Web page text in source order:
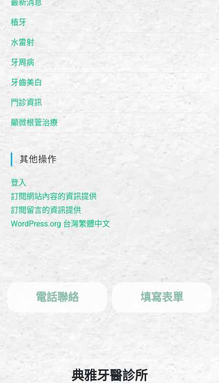
最新消息
植牙
水雷射
牙周病
牙齒美白
門診資訊
顯微根管治療
其他操作
登入
訂閱網站內容的資訊提供
訂閱留言的資訊提供
WordPress.org 台灣繁體中文
電話聯絡 填寫表單
典雅牙醫診所